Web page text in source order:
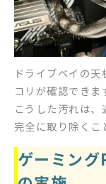
ドライブベイの
コリが確認できま
こうした汚れは
完全に取り除くこ
ゲーミン